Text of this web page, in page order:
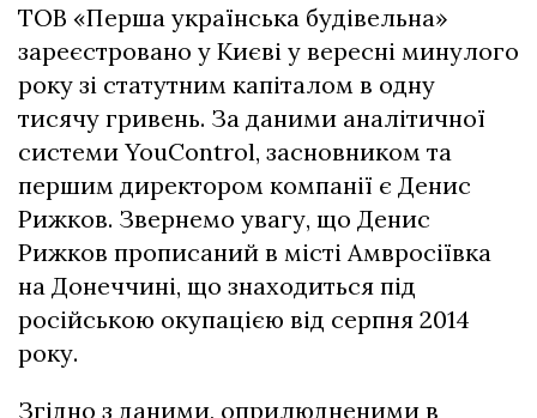
ТОВ «Перша українська будівельна»
зареєстровано у Києві у вересні минулого
року зі статутним капіталом в одну
тисячу гривень. За даними аналітичної
системи YouControl, засновником та
першим директором компанії є Денис
Рижков. Звернемо увагу, що Денис
Рижков прописаний в місті Амвросіївка
на Донеччині, що знаходиться під
російською окупацією від серпня 2014
року.
Згідно з даними, оприлюдненими в